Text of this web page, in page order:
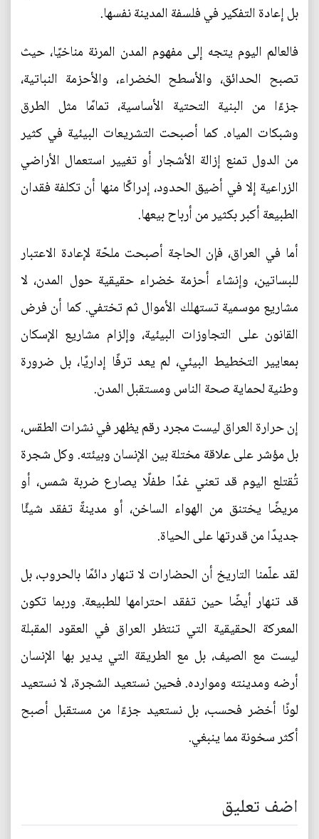
بل إعادة التفكير في فلسفة المدينة نفسها.
فالعالم اليوم يتجه إلى مفهوم المدن المرنة مناخيًا، حيث
تصبح الحدائق، والأسطح الخضراء، والأحزمة النباتية،
جزءًا من البنية التحتية الأساسية، تمامًا مثل الطرق
وشبكات المياه. كما أصبحت التشريعات البيئية في كثير
من الدول تمنع إزالة الأشجار أو تغيير استعمال الأراضي
الزراعية إلا في أضيق الحدود، إدراكًا منها أن تكلفة فقدان
الطبيعة أكبر بكثير من أرباح بيعها.
أما في العراق، فإن الحاجة أصبحت ملحّة لإعادة الاعتبار
للبساتين، وإنشاء أحزمة خضراء حقيقية حول المدن، لا
مشاريع موسمية تستهلك الأموال ثم تختفي. كما أن فرض
القانون على التجاوزات البيئية، وإلزام مشاريع الإسكان
بمعايير التخطيط البيئي، لم يعد ترفًا إداريًا، بل ضرورة
وطنية لحماية صحة الناس ومستقبل المدن.
إن حرارة العراق ليست مجرد رقم يظهر في نشرات الطقس،
بل مؤشر على علاقة مختلة بين الإنسان وبيئته. وكل شجرة
تُقتلع اليوم قد تعني غدًا طفلًا يصارع ضربة شمس، أو
مريضًا يختنق من الهواء الساخن، أو مدينةً تفقد شيئًا
جديدًا من قدرتها على الحياة.
لقد علّمنا التاريخ أن الحضارات لا تنهار دائمًا بالحروب، بل
قد تنهار أيضًا حين تفقد احترامها للطبيعة. وربما تكون
المعركة الحقيقية التي تنتظر العراق في العقود المقبلة
ليست مع الصيف، بل مع الطريقة التي يدير بها الإنسان
أرضه ومدينته وموارده. فحين نستعيد الشجرة، لا نستعيد
لونًا أخضر فحسب، بل نستعيد جزءًا من مستقبل أصبح
أكثر سخونة مما ينبغي.
اضف تعليق